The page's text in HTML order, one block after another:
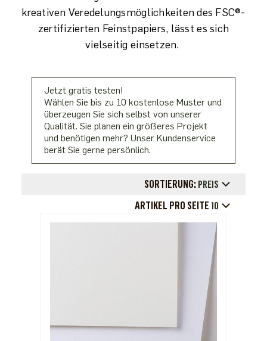
kreativen Veredelungsmöglichkeiten des FSC®-
zertifizierten Feinstpapiers, lässt es sich
vielseitig einsetzen.
Jetzt gratis testen!
Wählen Sie bis zu 10 kostenlose Muster und
überzeugen Sie sich selbst von unserer
Qualität. Sie planen ein größeres Projekt
und benötigen mehr? Unser Kundenservice
berät Sie gerne persönlich.
SORTIERUNG: PREIS
ARTIKEL PRO SEITE 10